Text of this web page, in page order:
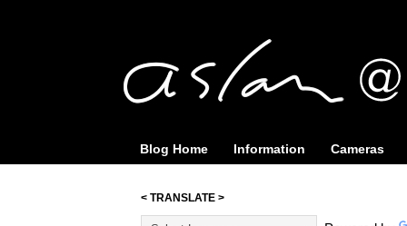
Blog Home Information Cameras
< TRANSLATE >